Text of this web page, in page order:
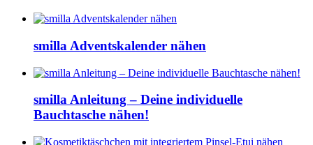
smilla Adventskalender nähen
smilla Anleitung – Deine individuelle
Bauchtasche nähen!